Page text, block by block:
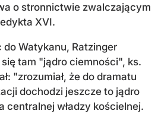
o stronnictwie zwalczającym
XVI.
Watykanu, Ratzinger
się tam "jądro ciemności", ks.
"zrozumiał, że do dramatu
dochodzi jeszcze to jądro
centralnej władzy kościelnej.